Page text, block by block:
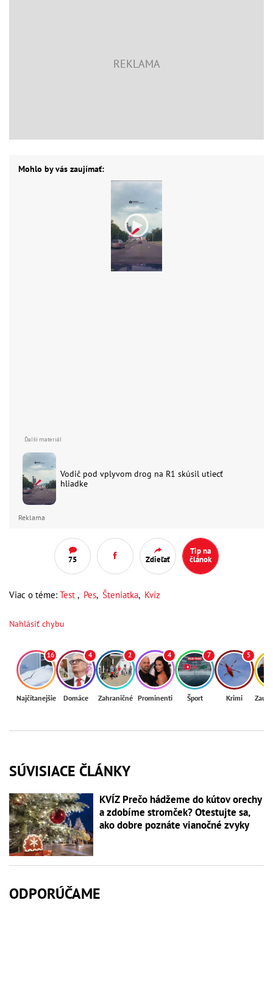
Mohlo by vás zaujímať:
Vodič pod vplyvom drog na R1 skúsil utiecť
hliadke
Reklama
75 Zdieľať
Tip na
článok
Viac o téme: Test , Pes, Šteniatka, Kvíz
Nahlásiť chybu
16
Najčítanejšie
4
Domáce
2
Zahraničné
4
Prominenti
7
Šport
5
Krimi
SÚVISIACE ČLÁNKY
KVÍZ Prečo hádžeme do kútov orechy
a zdobíme stromček? Otestujte sa,
ako dobre poznáte vianočné zvyky
ODPORÚČAME